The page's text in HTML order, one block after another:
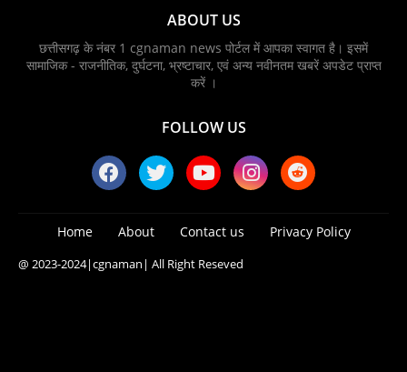
ABOUT US
छत्तीसगढ़ के नंबर 1 cgnaman news पोर्टल में आपका स्वागत है। इसमें
सामाजिक - राजनीतिक, दुर्घटना, भ्रष्टाचार, एवं अन्य नवीनतम खबरें अपडेट प्राप्त
करें ।
FOLLOW US
Home About Contact us Privacy Policy
@ 2023-2024|cgnaman| All Right Reseved